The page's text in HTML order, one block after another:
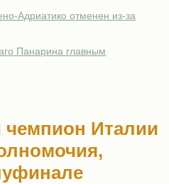
Адриатико отменен из-за
Панарина главным
Италии